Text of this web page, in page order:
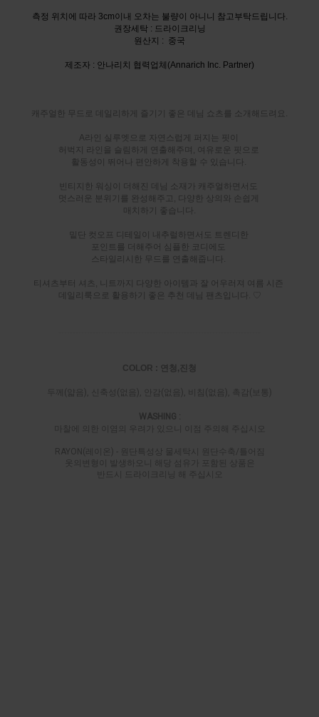
측정 위치에 따라 3cm이내 오차는 불량이 아니니 참고부탁드립니다.
권장세탁 : 드라이크리닝
원산지 : 중국
제조자 : 안나리치 협력업체(Annarich Inc. Partner)
캐주얼한 무드로 데일리하게 즐기기 좋은 데님 쇼츠를 소개해드려요.
A라인 실루엣으로 자연스럽게 퍼지는 핏이
허벅지 라인을 슬림하게 연출해주며, 여유로운 핏으로
활동성이 뛰어나 편안하게 착용할 수 있습니다.
빈티지한 워싱이 더해진 데님 소재가 캐주얼하면서도
멋스러운 분위기를 완성해주고, 다양한 상의와 손쉽게
매치하기 좋습니다.
밑단 컷오프 디테일이 내추럴하면서도 트렌디한
포인트를 더해주어 심플한 코디에도
스타일리시한 무드를 연출해줍니다.
티셔츠부터 셔츠, 니트까지 다양한 아이템과 잘 어우러져 여름 시즌
데일리룩으로 활용하기 좋은 추천 데님 팬츠입니다. ♡
COLOR : 연청,진청
두께(얇음), 신축성(없음), 안감(없음), 비침(없음), 촉감(보통)
WASHING :
마찰에 의한 이염의 우려가 있으니 이점 주의해 주십시오
RAYON(레이온) - 원단특성상 물세탁시 원단수축/틀어짐
옷의변형이 발생하오니 해당 섬유가 포함된 상품은
반드시 드라이크리닝 해 주십시오